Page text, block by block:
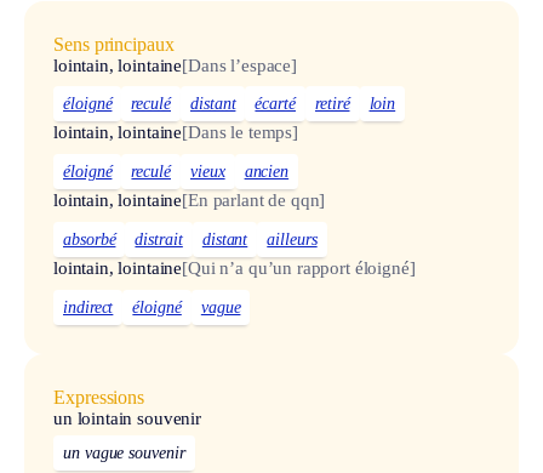
Sens principaux
lointain, lointaine[Dans l’espace]
éloigné reculé distant écarté retiré loin
lointain, lointaine[Dans le temps]
éloigné reculé vieux ancien
lointain, lointaine[En parlant de qqn]
absorbé distrait distant ailleurs
lointain, lointaine[Qui n’a qu’un rapport éloigné]
indirect éloigné vague
Expressions
un lointain souvenir
un vague souvenir